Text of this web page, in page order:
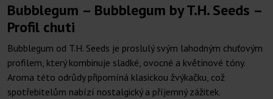
Bubblegum – Bubblegum by T.H. Seeds –
Profil chuti
Bubblegum od T.H. Seeds je proslulý svým lahodným chuťovým
profilem, který kombinuje sladké, ovocné a květinové tóny.
Aroma této odrůdy připomíná klasickou žvýkačku, což
spotřebitelům nabízí nostalgický a příjemný zážitek.